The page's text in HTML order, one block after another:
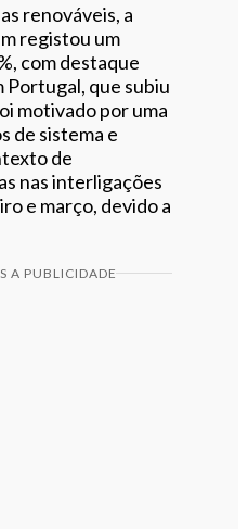
renováveis, a
registou um
com destaque
Portugal, que subiu
motivado por uma
de sistema e
de
nas interligações
e março, devido a
A PUBLICIDADE